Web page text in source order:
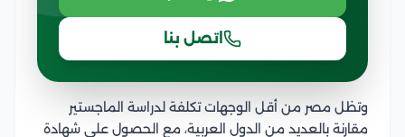
اتصل بنا
وتظل مصر من أقل الوجهات تكلفة لدراسة الماجستير
مقارنة بالعديد من الدول العربية، مع الحصول على شهادة